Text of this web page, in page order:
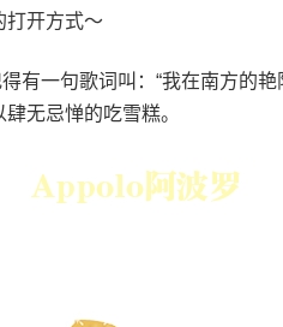
打开方式～
有一句歌词叫：“我在南方的
肆无忌惮的吃雪糕。